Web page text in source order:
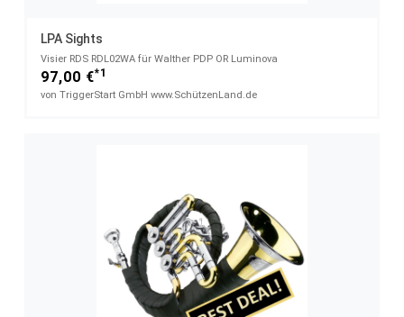
LPA Sights
Visier RDS RDL02WA für Walther PDP OR Luminova
97,00 €*1
von TriggerStart GmbH www.SchützenLand.de